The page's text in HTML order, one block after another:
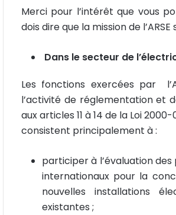
Merci pour l’intérêt que vous
dois dire que la mission de
Dans le secteur de
Les fonctions exercées par
l’activité de réglementation et
aux articles 11 à 14 de la Loi
consistent principalement à :
participer à l’évaluation
internationaux pour la
nouvelles installations
existantes ;